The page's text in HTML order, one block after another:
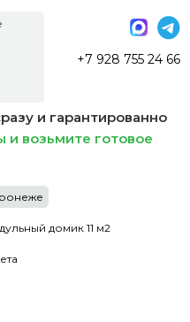
+7 928 755 24 66
и гарантированно
и возьмите готовое
домик 11 м2